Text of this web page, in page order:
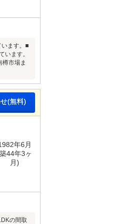
います。■
います。
市場ま
(無料)
年6月
44年3ヶ
月)
の間取